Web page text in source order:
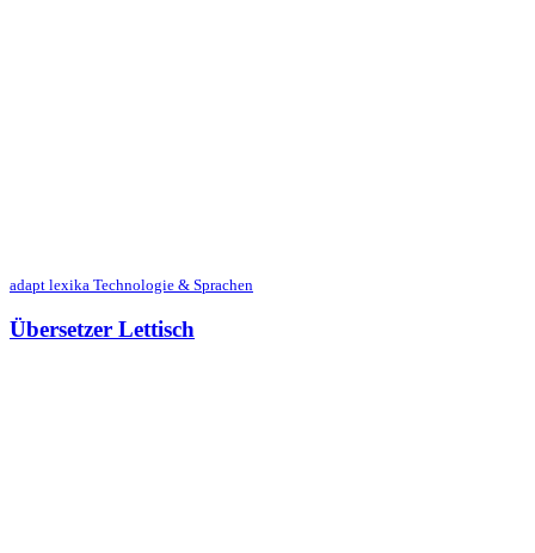
adapt lexika Technologie & Sprachen
Übersetzer Lettisch